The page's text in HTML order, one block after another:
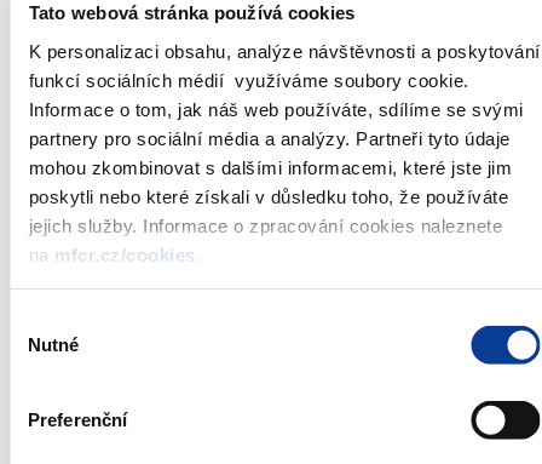
Tato webová stránka používá cookies
K personalizaci obsahu, analýze návštěvnosti a poskytování
funkcí sociálních médií využíváme soubory cookie.
Informace o tom, jak náš web používáte, sdílíme se svými
partnery pro sociální média a analýzy. Partneři tyto údaje
mohou zkombinovat s dalšími informacemi, které jste jim
poskytli nebo které získali v důsledku toho, že používáte
jejich služby. Informace o zpracování cookies naleznete
na mfcr.cz/cookies
souhlasu
Nutné
Preferenční
Maximální přijatelný výnos
dluhopisu:
Datum aukce:
21. března 2012
Uzávěrka příjmu
konkurenční 21. března 2012 do
12:00
12:00
***
Datum vydání tranše:
26. března 2012
Způsob prodeje dluhopisů:
americká aukce
objednávek:
Oznámení o aukci je zveřejňováno vždy 6 dní před aukcí, ve
čtvrtek ve 14:00